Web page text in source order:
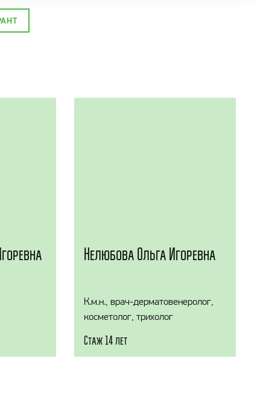
Нелюбова Ольга Игоревна
К.м.н., врач-дерматовенеролог,
косметолог, трихолог
Стаж 14 лет